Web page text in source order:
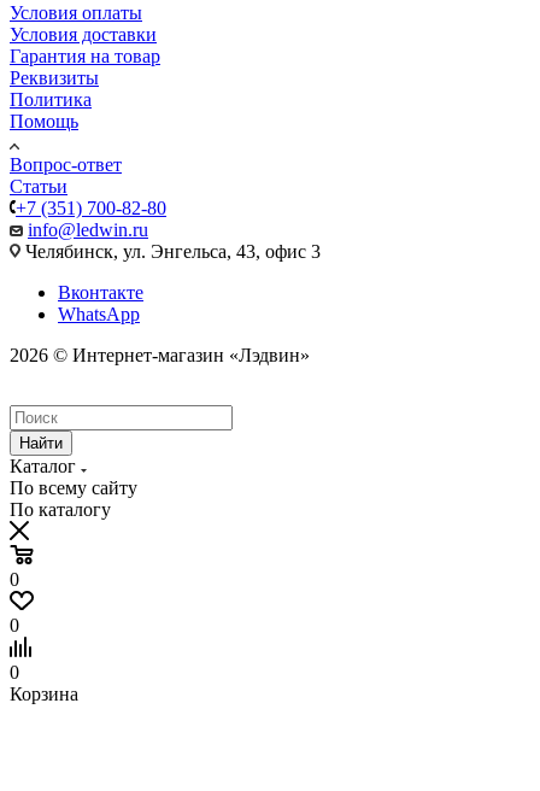
Условия оплаты
Условия доставки
Гарантия на товар
Реквизиты
Политика
Помощь
Вопрос-ответ
Статьи
+7 (351) 700-82-80
info@ledwin.ru
Челябинск, ул. Энгельса, 43, офис 3
Вконтакте
WhatsApp
2026 © Интернет-магазин «Лэдвин»
Найти
Каталог
По всему сайту
По каталогу
0
0
0
Корзина